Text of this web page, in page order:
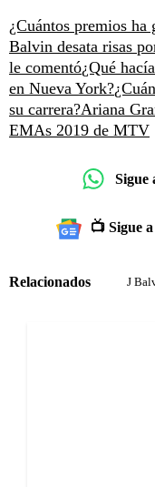
¿Cuántos premios ha
Balvin desata risas
le comentó¿Qué
en Nueva York?
su carrera?Ariana
EMAs 2019 de MTV
Sigue
📺 Sigue
Relacionados J